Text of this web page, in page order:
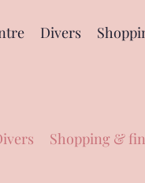
Divers
Shopping &